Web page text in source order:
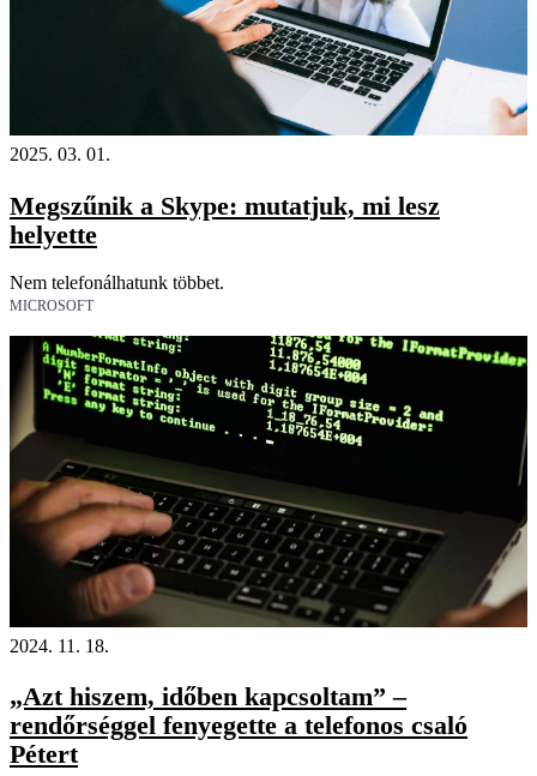
2025. 03. 01.
Megszűnik a Skype: mutatjuk, mi lesz
helyette
Nem telefonálhatunk többet.
MICROSOFT
2024. 11. 18.
„Azt hiszem, időben kapcsoltam” –
rendőrséggel fenyegette a telefonos csaló
Pétert